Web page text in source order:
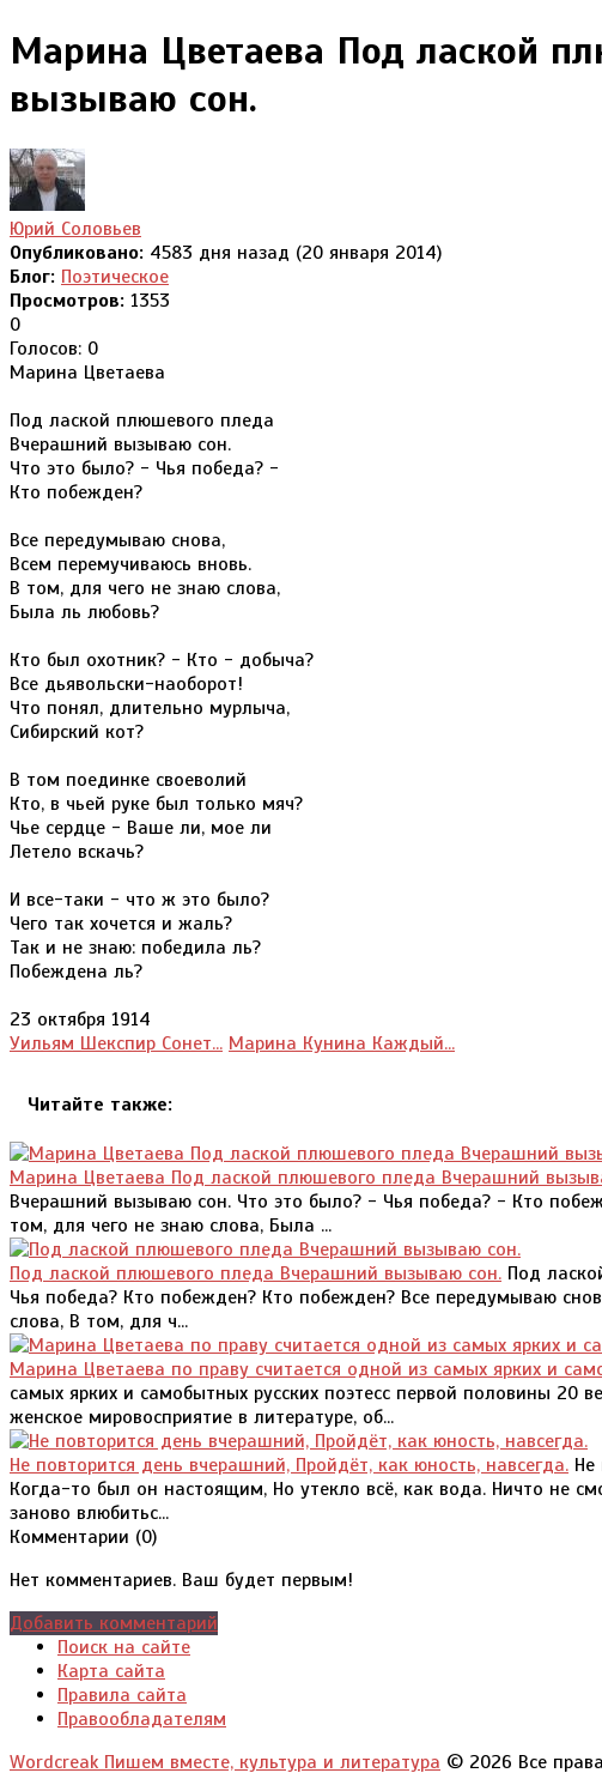
Марина Цветаева Под лаской
вызываю сон.
Юрий Соловьев
Опубликовано: 4583 дня назад (20 января 2014)
Блог: Поэтическое
Просмотров: 1353
0
Голосов: 0
Марина Цветаева
Под лаской плюшевого пледа
Вчерашний вызываю сон.
Что это было? - Чья победа? -
Кто побежден?
Все передумываю снова,
Всем перемучиваюсь вновь.
В том, для чего не знаю слова,
Была ль любовь?
Кто был охотник? - Кто - добыча?
Все дьявольски-наоборот!
Что понял, длительно мурлыча,
Сибирский кот?
В том поединке своеволий
Кто, в чьей руке был только мяч?
Чье сердце - Ваше ли, мое ли
Летело вскачь?
И все-таки - что ж это было?
Чего так хочется и жаль?
Так и не знаю: победила ль?
Побеждена ль?
23 октября 1914
Уильям Шекспир Сонет... Марина Кунина Каждый...
Читайте также:
Марина Цветаева Под лаской плюшевого пледа Вчерашний
Вчерашний вызываю сон. Что это было? - Чья победа? - Кто
том, для чего не знаю слова, Была ...
Под лаской плюшевого пледа Вчерашний вызываю сон. Под
Чья победа? Кто побежден? Кто побежден? Все передумываю
слова, В том, для ч...
Марина Цветаева по праву считается одной из самых ярких и
самых ярких и самобытных русских поэтесс первой половины 20
женское мировосприятие в литературе, об...
Не повторится день вчерашний, Пройдёт, как юность, навсегда. Не
Когда-то был он настоящим, Но утекло всё, как вода. Ничто не
заново влюбитьс...
Комментарии (0)
Нет комментариев. Ваш будет первым!
Добавить комментарий
Поиск на сайте
Карта сайта
Правила сайта
Правообладателям
Wordcreak Пишем вместе, культура и литература © 2026 Все